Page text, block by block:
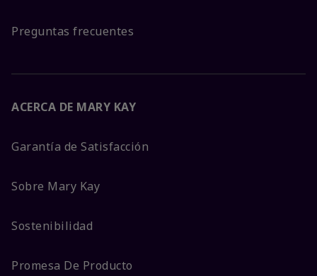
Preguntas frecuentes
ACERCA DE MARY KAY
Garantía de Satisfacción
Sobre Mary Kay
Sostenibilidad
Promesa De Producto